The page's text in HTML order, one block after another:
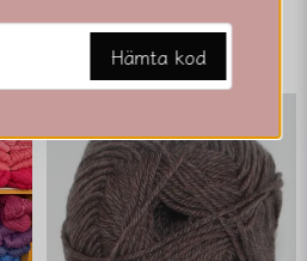
min fråga
Hämta kod